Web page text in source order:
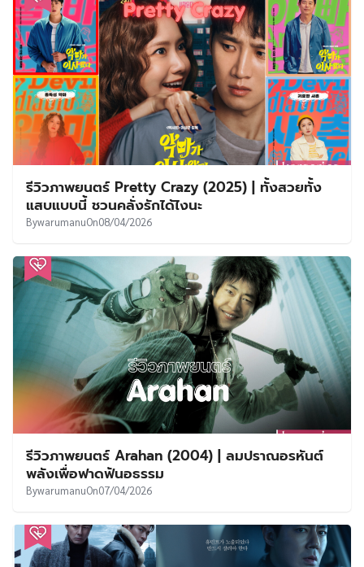
รีวิวภาพยนตร์ Pretty Crazy (2025) | ทั้งสวยทั้ง
แสบแบบนี้ ชวนคลั่งรักได้ไงนะ
BywarumanuOn08/04/2026
รีวิวภาพยนตร์ Arahan (2004) | ลมปราณอรหันต์
พลังเพื่อฟาดฟันอธรรม
BywarumanuOn07/04/2026